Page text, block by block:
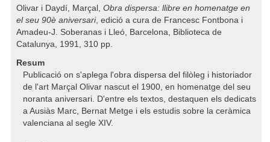
Olivar i Daydí, Marçal, Obra dispersa: llibre en homenatge en
el seu 90è aniversari, edició a cura de Francesc Fontbona i
Amadeu-J. Soberanas i Lleó, Barcelona, Biblioteca de
Catalunya, 1991, 310 pp.
Resum
Publicació on s'aplega l'obra dispersa del filòleg i historiador
de l'art Marçal Olivar nascut el 1900, en homenatge del seu
noranta aniversari. D'entre els textos, destaquen els dedicats
a Ausiàs Marc, Bernat Metge i els estudis sobre la ceràmica
valenciana al segle XIV.